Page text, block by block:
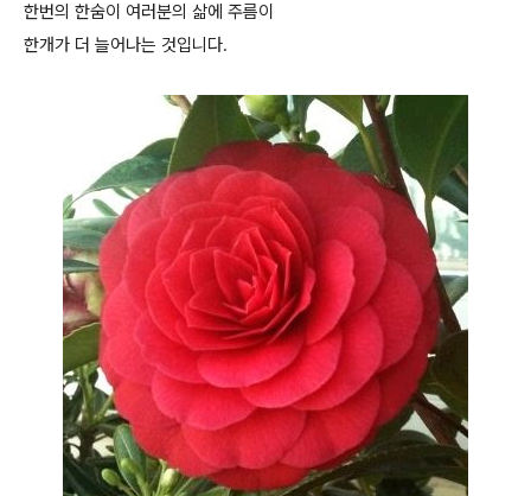
한번의 한숨이 여러분의 삶에 주름이
한개가 더 늘어나는 것입니다.